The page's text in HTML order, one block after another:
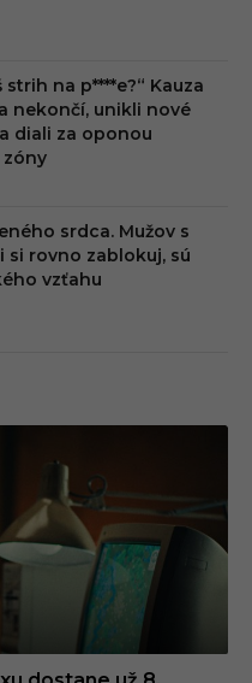
strih na p****e?“ Kauza
nekončí, unikli nové
diali za oponou
zóny
srdca. Mužov s
si rovno zablokuj, sú
vzťahu